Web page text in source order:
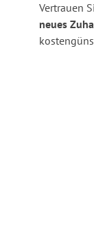
Vertrauen
neues